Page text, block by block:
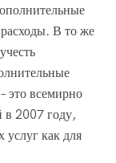
В то же
это всемирно
в 2007 году,
как для